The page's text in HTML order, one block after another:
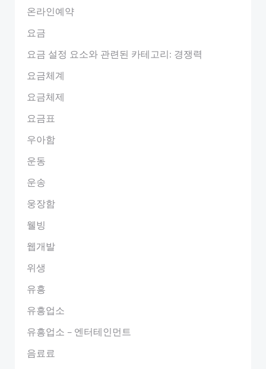
온라인예약
요금
요금 설정 요소와 관련된 카테고리: 경쟁력
요금체계
요금체제
요금표
우아함
운동
운송
웅장함
웰빙
웹개발
위생
유흥
유흥업소
유흥업소 – 엔터테인먼트
음료료